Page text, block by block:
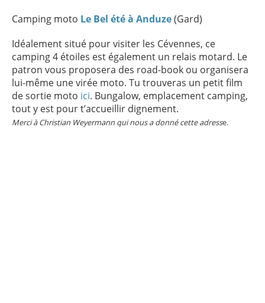
Camping moto Le Bel été à Anduze(Gard)
Idéalement situé pour visiter les Cévennes, ce
camping 4 étoiles est également un relais motard. Le
patron vous proposera des road-book ou organisera
lui-même une virée moto. Tu trouveras un petit film
de sortie moto ici. Bungalow, emplacement camping,
tout y est pour t’accueillir dignement.
Merci à Christian Weyermann qui nous a donné cette adresse.